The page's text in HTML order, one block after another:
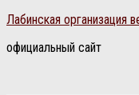
Лабинская организация
официальный сайт